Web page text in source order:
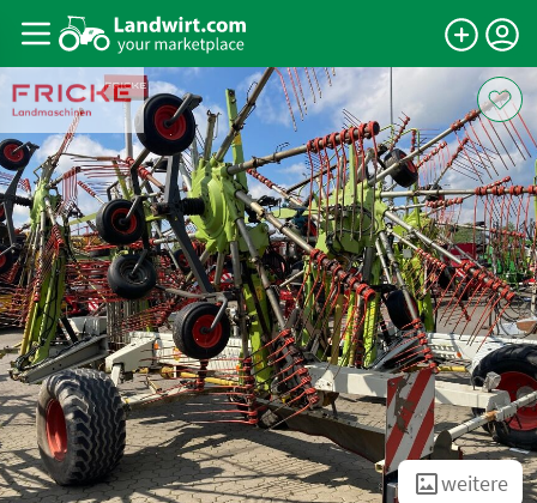
weitere